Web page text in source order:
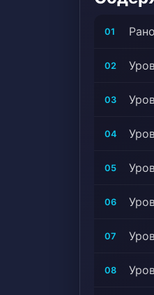
01
02
03
04
05
06
07
08